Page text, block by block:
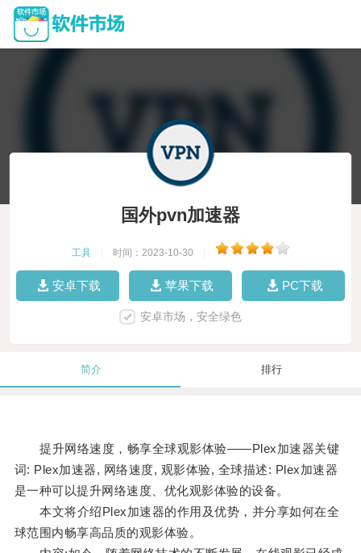
国外pvn加速器
工具 时间：2023-10-30
安卓下载 苹果下载 PC下载
安卓市场，安全绿色
简介 排行
提升网络速度，畅享全球观影体验——Plex加速器关键
词: Plex加速器, 网络速度, 观影体验, 全球描述: Plex加速器
是一种可以提升网络速度、优化观影体验的设备。
本文将介绍Plex加速器的作用及优势，并分享如何在全
球范围内畅享高品质的观影体验。